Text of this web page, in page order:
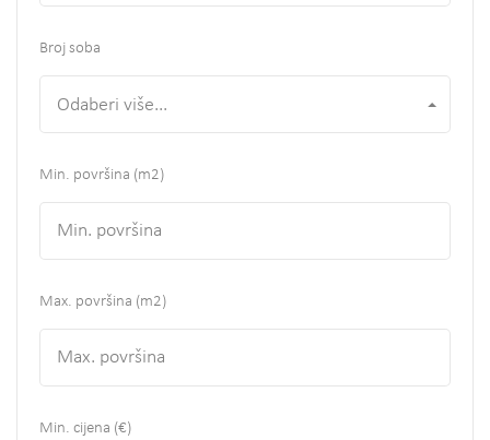
Broj soba
Odaberi više...
Min. površina (m2)
Max. površina (m2)
Min. cijena (€)